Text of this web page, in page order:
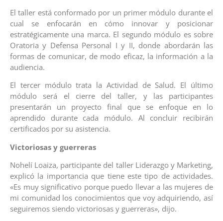
El taller está conformado por un primer módulo durante el
cual se enfocarán en cómo innovar y posicionar
estratégicamente una marca. El segundo módulo es sobre
Oratoria y Defensa Personal I y II, donde abordarán las
formas de comunicar, de modo eficaz, la información a la
audiencia.
El tercer módulo trata la Actividad de Salud. El último
módulo será el cierre del taller, y las participantes
presentarán un proyecto final que se enfoque en lo
aprendido durante cada módulo. Al concluir recibirán
certificados por su asistencia.
Victoriosas y guerreras
Nohelí Loaiza, participante del taller Liderazgo y Marketing,
explicó la importancia que tiene este tipo de actividades.
«Es muy significativo porque puedo llevar a las mujeres de
mi comunidad los conocimientos que voy adquiriendo, así
seguiremos siendo victoriosas y guerreras», dijo.